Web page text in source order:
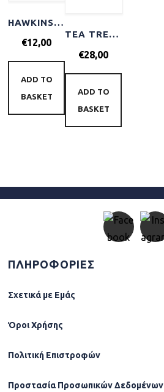
HAWKINS & BRIMBLE MOLDING HAIR WAX LIGHT-MEDIUM HOLD 100ML
€12,00
ADD TO
BASKET
TEA TREE SCALP CARE ANTI THINNING CONDITIONER 300ML
€28,00
ADD TO
BASKET
ΠΛΗΡΟΦΟΡΙΕΣ
Σχετικά µε Εµάς
Όροι Χρήσης
Πολιτική Επιστροφών
Προστασία Προσωπικών Δεδομένων